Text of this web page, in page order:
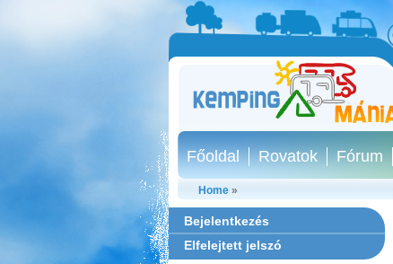
Főoldal Rovatok Fórum
Home»
Bejelentkezés
Elfelejtett jelszó